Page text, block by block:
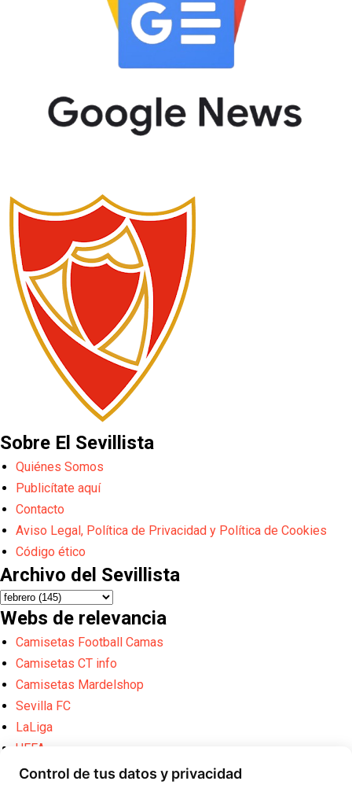
Sobre El Sevillista
Quiénes Somos
Publicítate aquí
Contacto
Aviso Legal, Política de Privacidad y Política de Cookies
Código ético
Archivo del Sevillista
Webs de relevancia
Camisetas Football Camas
Camisetas CT info
Camisetas Mardelshop
Sevilla FC
LaLiga
UEFA
FIFA
Control de tus datos y privacidad